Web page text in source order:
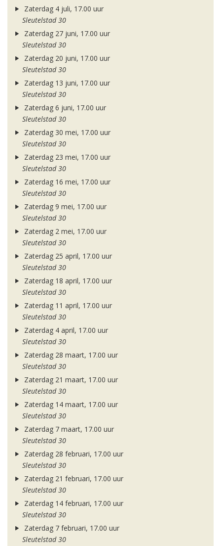
Zaterdag 4 juli, 17.00 uur
Sleutelstad 30
Zaterdag 27 juni, 17.00 uur
Sleutelstad 30
Zaterdag 20 juni, 17.00 uur
Sleutelstad 30
Zaterdag 13 juni, 17.00 uur
Sleutelstad 30
Zaterdag 6 juni, 17.00 uur
Sleutelstad 30
Zaterdag 30 mei, 17.00 uur
Sleutelstad 30
Zaterdag 23 mei, 17.00 uur
Sleutelstad 30
Zaterdag 16 mei, 17.00 uur
Sleutelstad 30
Zaterdag 9 mei, 17.00 uur
Sleutelstad 30
Zaterdag 2 mei, 17.00 uur
Sleutelstad 30
Zaterdag 25 april, 17.00 uur
Sleutelstad 30
Zaterdag 18 april, 17.00 uur
Sleutelstad 30
Zaterdag 11 april, 17.00 uur
Sleutelstad 30
Zaterdag 4 april, 17.00 uur
Sleutelstad 30
Zaterdag 28 maart, 17.00 uur
Sleutelstad 30
Zaterdag 21 maart, 17.00 uur
Sleutelstad 30
Zaterdag 14 maart, 17.00 uur
Sleutelstad 30
Zaterdag 7 maart, 17.00 uur
Sleutelstad 30
Zaterdag 28 februari, 17.00 uur
Sleutelstad 30
Zaterdag 21 februari, 17.00 uur
Sleutelstad 30
Zaterdag 14 februari, 17.00 uur
Sleutelstad 30
Zaterdag 7 februari, 17.00 uur
Sleutelstad 30